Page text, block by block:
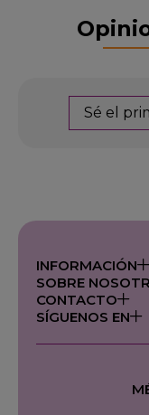
Sé el
INFORMACIÓN
SOBRE
CONTACTO
SÍGUENOS EN